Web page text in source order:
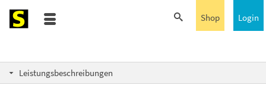
Login
Shop
Leistungsbeschreibungen